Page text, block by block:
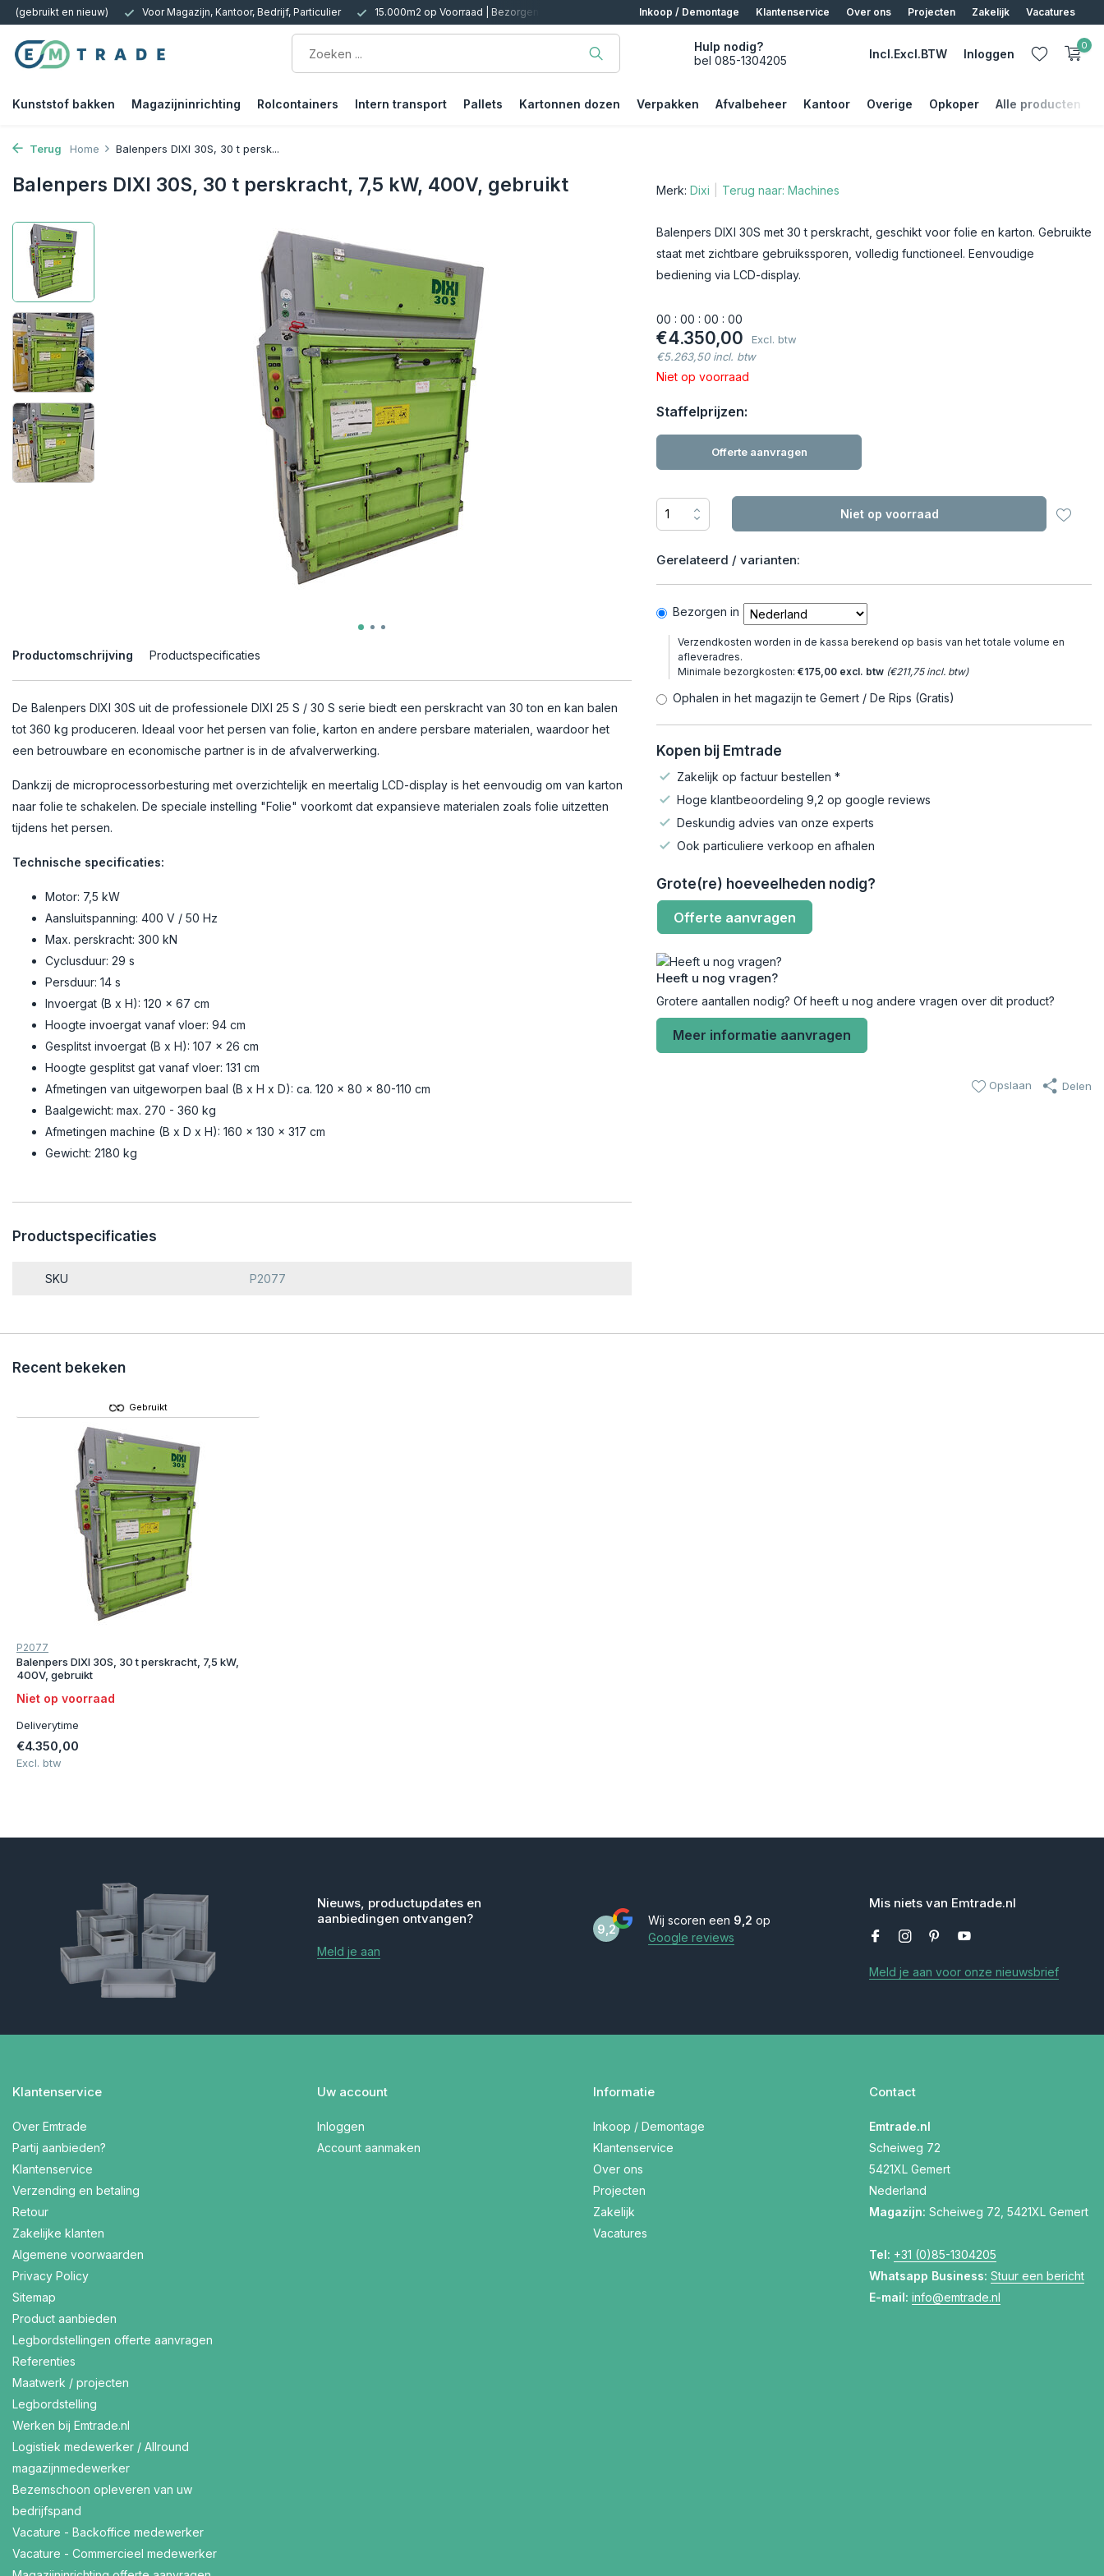
Kantoor, Bedrijf, Particulier 15.000m2 op Voorraad | Bezorgen of Afhalen Inkoop / Demontage Klantenservice Over ons Projecten Zakelijk Vacatures
Hulp nodig?
bel 085-1304205
Incl.Excl.BTW Inloggen
0
Kunststof bakken Magazijninrichting Rolcontainers Intern transport Pallets Kartonnen dozen Verpakken Afvalbeheer Kantoor Overige Opkoper Alle producten
Terug Home Balenpers DIXI 30S, 30 t persk...
Balenpers DIXI 30S, 30 t perskracht, 7,5 kW, 400V, gebruikt
Productomschrijving Productspecificaties
De Balenpers DIXI 30S uit de professionele DIXI 25 S / 30 S serie biedt een perskracht van 30 ton en kan balen
tot 360 kg produceren. Ideaal voor het persen van folie, karton en andere persbare materialen, waardoor het
een betrouwbare en economische partner is in de afvalverwerking.
Dankzij de microprocessorbesturing met overzichtelijk en meertalig LCD-display is het eenvoudig om van karton
naar folie te schakelen. De speciale instelling "Folie" voorkomt dat expansieve materialen zoals folie uitzetten
tijdens het persen.
Technische specificaties:
Motor: 7,5 kW
Aansluitspanning: 400 V / 50 Hz
Max. perskracht: 300 kN
Cyclusduur: 29 s
Persduur: 14 s
Invoergat (B x H): 120 x 67 cm
Hoogte invoergat vanaf vloer: 94 cm
Gesplitst invoergat (B x H): 107 x 26 cm
Hoogte gesplitst gat vanaf vloer: 131 cm
Afmetingen van uitgeworpen baal (B x H x D): ca. 120 x 80 x 80-110 cm
Baalgewicht: max. 270 - 360 kg
Afmetingen machine (B x D x H): 160 x 130 x 317 cm
Gewicht: 2180 kg
Productspecificaties
SKU P2077
Merk: Dixi Terug naar: Machines
Balenpers DIXI 30S met 30 t perskracht, geschikt voor folie en karton. Gebruikte
staat met zichtbare gebruikssporen, volledig functioneel. Eenvoudige
bediening via LCD-display.
00 : 00 : 00 : 00
€4.350,00
Excl. btw
€5.263,50 incl. btw
Niet op voorraad
Staffelprijzen:
Offerte aanvragen
Niet op voorraad
Gerelateerd / varianten:
Bezorgen in
Verzendkosten worden in de kassa berekend op basis van het totale volume en
afleveradres.
Minimale bezorgkosten: €175,00 excl. btw (€211,75 incl. btw)
Ophalen in het magazijn te Gemert / De Rips (Gratis)
Kopen bij Emtrade
Zakelijk op factuur bestellen *
Hoge klantbeoordeling 9,2 op google reviews
Deskundig advies van onze experts
Ook particuliere verkoop en afhalen
Grote(re) hoeveelheden nodig?
Offerte aanvragen
Heeft u nog vragen?
Grotere aantallen nodig? Of heeft u nog andere vragen over dit product?
Meer informatie aanvragen
Opslaan Delen
Recent bekeken
Gebruikt
P2077
Balenpers DIXI 30S, 30 t perskracht, 7,5 kW,
400V, gebruikt
Niet op voorraad
Deliverytime
€4.350,00
Excl. btw
Nieuws, productupdates en
aanbiedingen ontvangen?
Meld je aan
9,2
Wij scoren een 9,2 op
Google reviews
Mis niets van Emtrade.nl
Meld je aan voor onze nieuwsbrief
Klantenservice
Over Emtrade
Partij aanbieden?
Klantenservice
Verzending en betaling
Retour
Zakelijke klanten
Algemene voorwaarden
Privacy Policy
Sitemap
Product aanbieden
Legbordstellingen offerte aanvragen
Referenties
Maatwerk / projecten
Legbordstelling
Werken bij Emtrade.nl
Logistiek medewerker / Allround
magazijnmedewerker
Bezemschoon opleveren van uw
bedrijfspand
Vacature - Backoffice medewerker
Vacature - Commercieel medewerker
Uw account
Inloggen
Account aanmaken
Informatie
Inkoop / Demontage
Klantenservice
Over ons
Projecten
Zakelijk
Vacatures
Contact
Emtrade.nl
Scheiweg 72
5421XL Gemert
Nederland
Magazijn: Scheiweg 72, 5421XL Gemert
Tel: +31 (0)85-1304205
Whatsapp Business: Stuur een bericht
E-mail: info@emtrade.nl